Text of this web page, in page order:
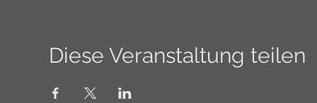
Diese Veranstaltung teilen